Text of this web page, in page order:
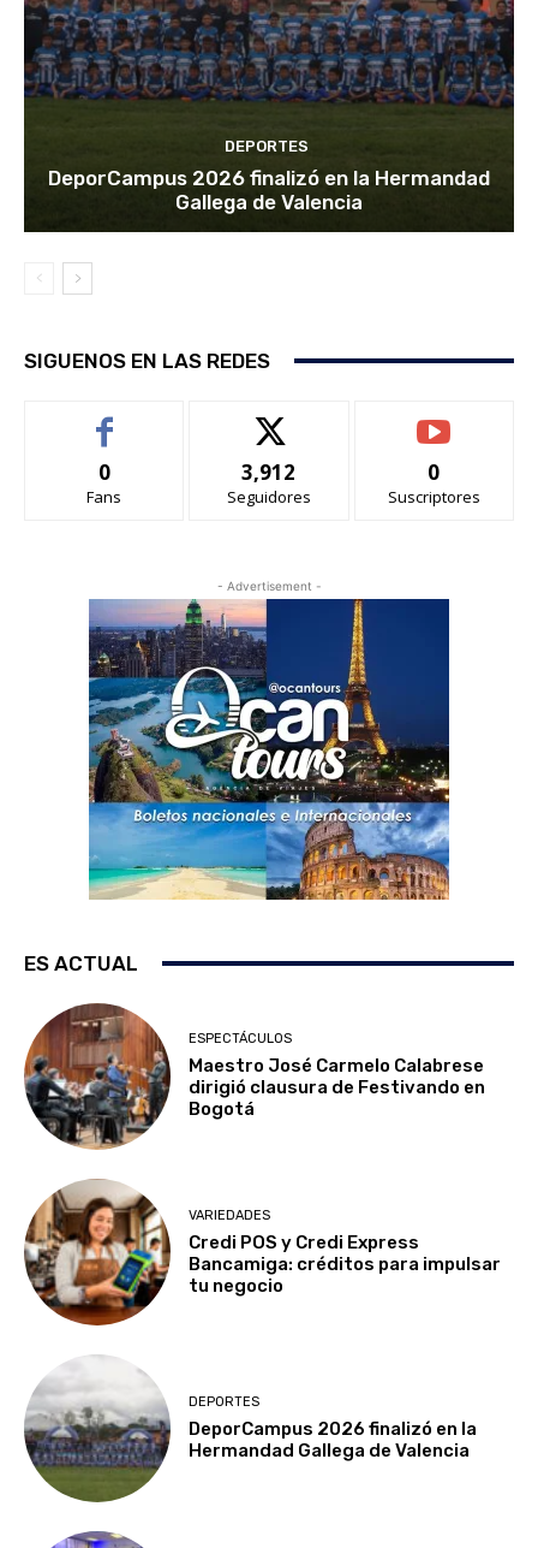
DEPORTES
DeporCampus 2026 finalizó en la Hermandad
Gallega de Valencia
SIGUENOS EN LAS REDES
0
Fans
3,912
Seguidores
0
Suscriptores
- Advertisement -
ES ACTUAL
ESPECTÁCULOS
Maestro José Carmelo Calabrese
dirigió clausura de Festivando en
Bogotá
VARIEDADES
Credi POS y Credi Express
Bancamiga: créditos para impulsar
tu negocio
DEPORTES
DeporCampus 2026 finalizó en la
Hermandad Gallega de Valencia